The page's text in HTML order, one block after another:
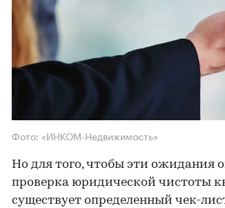
Фото: «ИНКОМ-Недвижимость»
Но для того, чтобы эти ожидания
проверка юридической чистоты
существует определенный чек-